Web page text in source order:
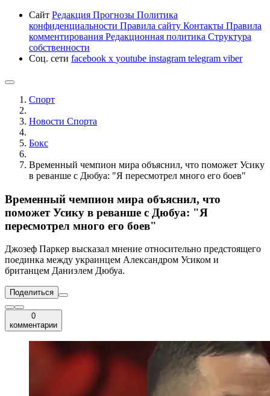
Сайт Редакция Прогнозы Политика
конфиденциальности Правила сайту Контакты Правила
комментирования Редакционная политика Структура
собственности
Соц. сети facebook x youtube instagram telegram viber
Спорт
Новости Cпорта
Бокс
Временный чемпион мира объяснил, что поможет Усику
в реванше с Дюбуа: "Я пересмотрел много его боев"
Временный чемпион мира объяснил, что
поможет Усику в реванше с Дюбуа: "Я
пересмотрел много его боев"
Джозеф Паркер высказал мнение относительно предстоящего
поединка между украинцем Александром Усиком и
британцем Даниэлем Дюбуа.
Поделиться
0
комментарии